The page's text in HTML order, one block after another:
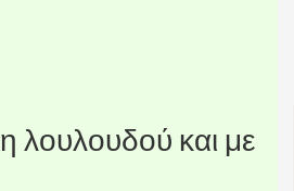
λουλουδού και με